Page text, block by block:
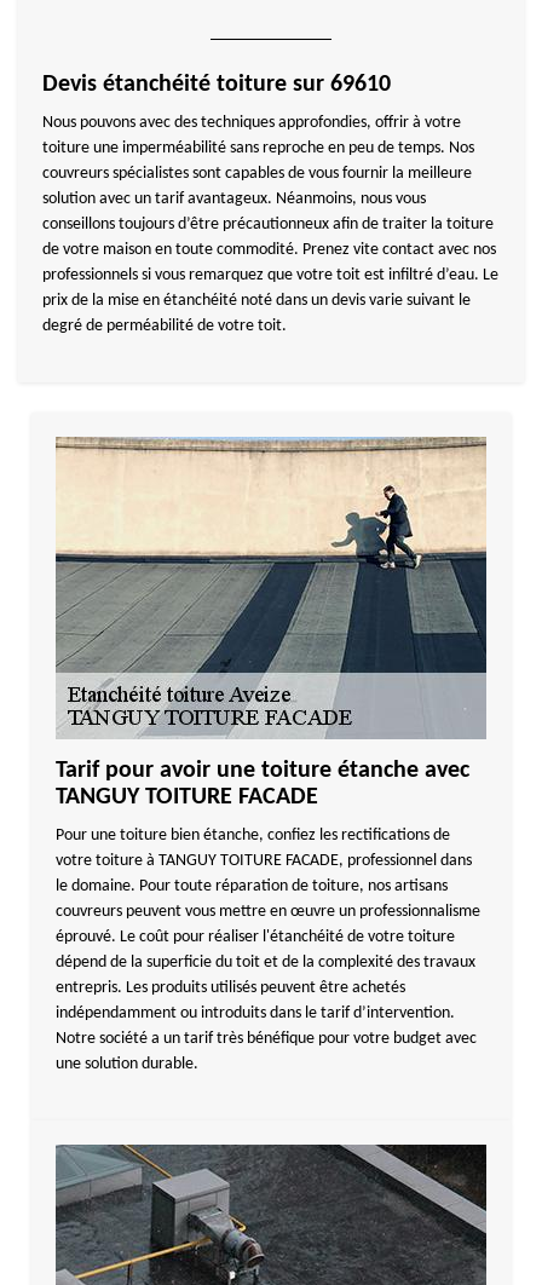
Devis étanchéité toiture sur 69610
Nous pouvons avec des techniques approfondies, offrir à votre
toiture une imperméabilité sans reproche en peu de temps. Nos
couvreurs spécialistes sont capables de vous fournir la meilleure
solution avec un tarif avantageux. Néanmoins, nous vous
conseillons toujours d’être précautionneux afin de traiter la toiture
de votre maison en toute commodité. Prenez vite contact avec nos
professionnels si vous remarquez que votre toit est infiltré d’eau. Le
prix de la mise en étanchéité noté dans un devis varie suivant le
degré de perméabilité de votre toit.
Tarif pour avoir une toiture étanche avec
TANGUY TOITURE FACADE
Pour une toiture bien étanche, confiez les rectifications de
votre toiture à TANGUY TOITURE FACADE, professionnel dans
le domaine. Pour toute réparation de toiture, nos artisans
couvreurs peuvent vous mettre en œuvre un professionnalisme
éprouvé. Le coût pour réaliser l'étanchéité de votre toiture
dépend de la superficie du toit et de la complexité des travaux
entrepris. Les produits utilisés peuvent être achetés
indépendamment ou introduits dans le tarif d’intervention.
Notre société a un tarif très bénéfique pour votre budget avec
une solution durable.